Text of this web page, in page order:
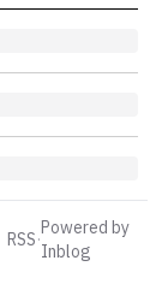
RSS·
Powered by
Inblog